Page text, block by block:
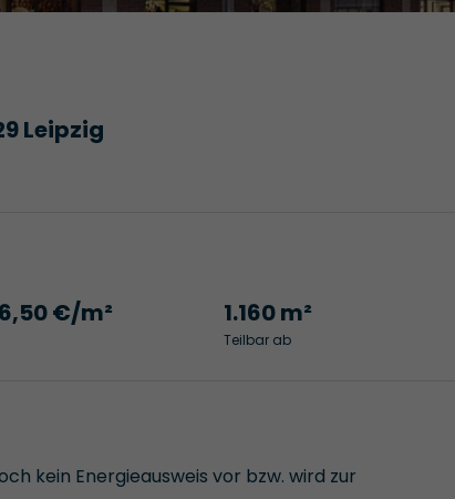
Leipzig
€/m² 1.160 m²
Teilbar ab
kein Energieausweis vor bzw. wird zur